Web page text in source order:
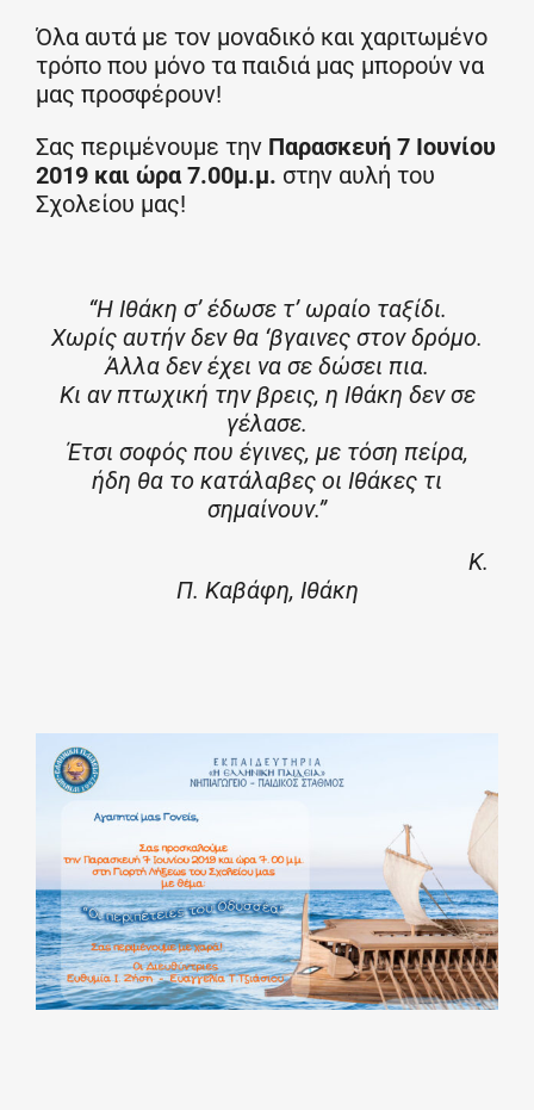
Όλα αυτά με τον μοναδικό και χαριτωμένο
τρόπο που μόνο τα παιδιά μας μπορούν να
μας προσφέρουν!
Σας περιμένουμε την Παρασκευή 7 Ιουνίου
2019 και ώρα 7.00μ.μ. στην αυλή του
Σχολείου μας!
“Η Ιθάκη σ’ έδωσε τ’ ωραίο ταξίδι.
Χωρίς αυτήν δεν θα ‘βγαινες στον δρόμο.
Άλλα δεν έχει να σε δώσει πια.
Κι αν πτωχική την βρεις, η Ιθάκη δεν σε
γέλασε.
Έτσι σοφός που έγινες, με τόση πείρα,
ήδη θα το κατάλαβες οι Ιθάκες τι
σημαίνουν.”
Κ.
Π. Καβάφη, Ιθάκη